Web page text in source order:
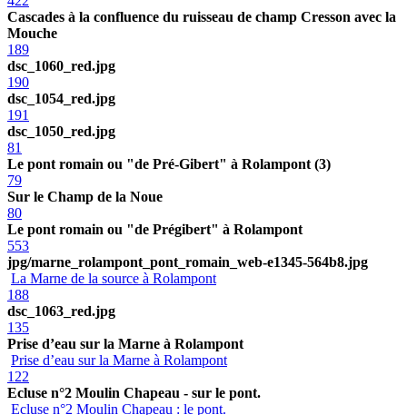
Cascades à la confluence du ruisseau de champ Cresson avec la
Mouche
189
dsc_1060_red.jpg
190
dsc_1054_red.jpg
191
dsc_1050_red.jpg
81
Le pont romain ou "de Pré-Gibert" à Rolampont (3)
79
Sur le Champ de la Noue
80
Le pont romain ou "de Prégibert" à Rolampont
553
jpg/marne_rolampont_pont_romain_web-e1345-564b8.jpg
La Marne de la source à Rolampont
188
dsc_1063_red.jpg
135
Prise d’eau sur la Marne à Rolampont
Prise d’eau sur la Marne à Rolampont
122
Ecluse n°2 Moulin Chapeau - sur le pont.
Ecluse n°2 Moulin Chapeau : le pont.